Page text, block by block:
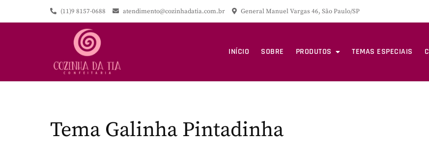
(11)9 8157-0688 atendimento@cozinhadatia.com.br General Manuel Vargas 46, São Paulo/SP
INÍCIO SOBRE PRODUTOS TEMAS ESPECIAIS
Tema Galinha Pintadinha